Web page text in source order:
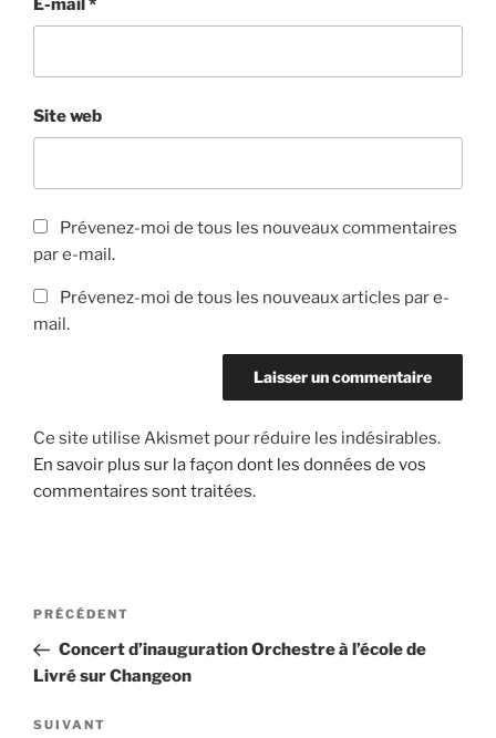
E-mail*
Site web
Prévenez-moi de tous les nouveaux commentaires
par e-mail.
Prévenez-moi de tous les nouveaux articles par e-
mail.
Ce site utilise Akismet pour réduire les indésirables.
En savoir plus sur la façon dont les données de vos
commentaires sont traitées.
Navigation
l’article
Article
précédent
PRÉCÉDENT
Concert d’inauguration Orchestre à l’école de
Livré sur Changeon
Article
SUIVANT